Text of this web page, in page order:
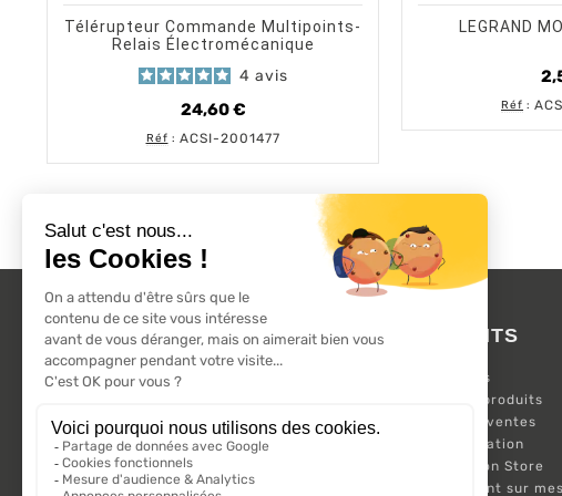
Télérupteur Commande Multipoints-
Relais Électromécanique
4 avis
24,60 €
Prix
Réf : ACSI-2001477
LEGRAND
Réf :
L'ACTU 100%
VOLET ROULANT
Suivez-nous sur les réseaux sociaux.
PRODUITS
Promotions
Nouveaux produits
Meilleures ventes
Kit Motorisation
Motorisation Store
Volet roulant sur